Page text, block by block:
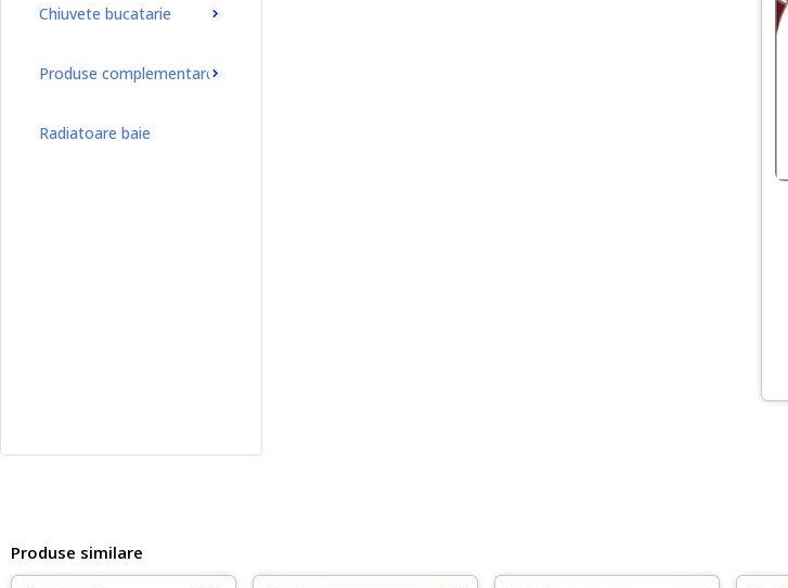
Chiuvete bucatarie
Produse complementare
Radiatoare baie
Produse similare